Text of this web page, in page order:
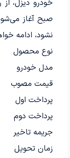
صبح آغاز
نشود، ادامه
نوع محصول
مدل خودرو
قیمت مصوب
پرداخت اول
پرداخت دوم
جریمه تاخیر
زمان تحویل